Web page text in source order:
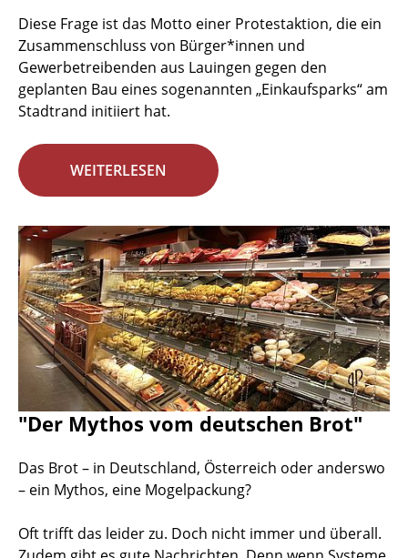
Diese Frage ist das Motto einer Protestaktion, die ein
Zusammenschluss von Bürger*innen und
Gewerbetreibenden aus Lauingen gegen den
geplanten Bau eines sogenannten „Einkaufsparks“ am
Stadtrand initiiert hat.
WEITERLESEN
"Der Mythos vom deutschen Brot"
Das Brot – in Deutschland, Österreich oder anderswo
– ein Mythos, eine Mogelpackung?
Oft trifft das leider zu. Doch nicht immer und überall.